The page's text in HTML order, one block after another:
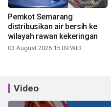
Pemkot Semarang
distribusikan air bersih ke
wilayah rawan kekeringan
03 August 2026 15:09 WIB
Video